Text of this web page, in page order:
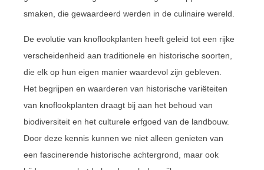
smaken, die gewaardeerd werden in de culinaire wereld.
De evolutie van knoflookplanten heeft geleid tot een rijke
verscheidenheid aan traditionele en historische soorten,
die elk op hun eigen manier waardevol zijn gebleven.
Het begrijpen en waarderen van historische variëteiten
van knoflookplanten draagt bij aan het behoud van
biodiversiteit en het culturele erfgoed van de landbouw.
Door deze kennis kunnen we niet alleen genieten van
een fascinerende historische achtergrond, maar ook